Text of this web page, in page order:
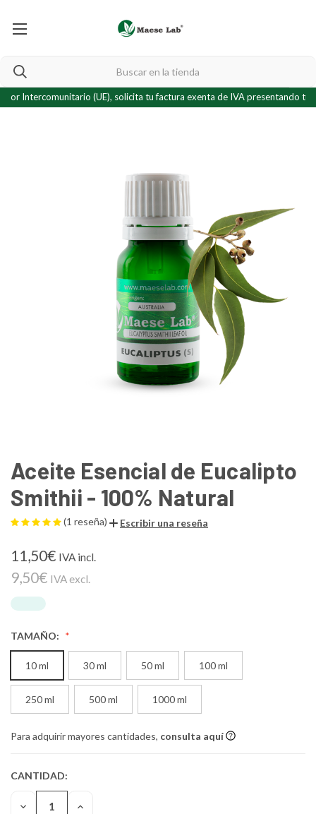
(UE), solicita tu factura exenta de IVA presentando tu
Aceite Esencial de Eucalipto
Smithii - 100% Natural
(1 reseña) Escribir una reseña
11,50€ IVA incl.
9,50€ IVA excl.
TAMAÑO:
10 ml 30 ml 50 ml 100 ml
250 ml 500 ml 1000 ml
Para adquirir mayores cantidades, consulta aquí
CANTIDAD
ACTUAL DE
EXISTENCIAS:
CANTIDAD:
DISMINUIR AUMENTAR